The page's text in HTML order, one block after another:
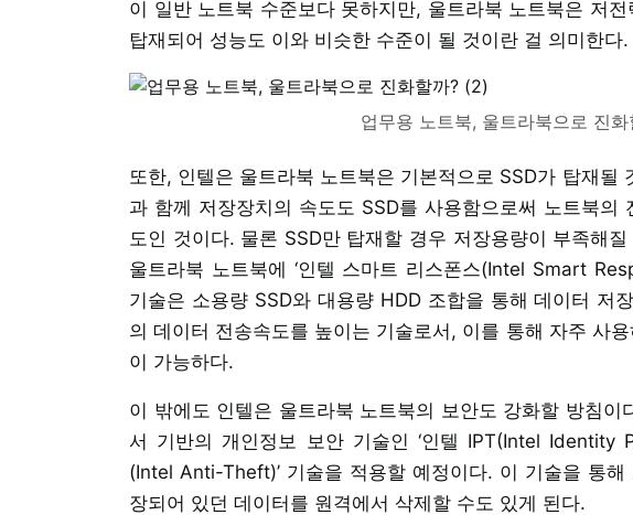
이 일반 노트북 수준보다 못하지만, 울트라북 노트북은 저
탑재되어 성능도 이와 비슷한 수준이 될 것이란 걸 의미한다.
업무용 노트북, 울트라북으로 진
또한, 인텔은 울트라북 노트북은 기본적으로 SSD가 탑재될
과 함께 저장장치의 속도도 SSD를 사용함으로써 노트북의
도인 것이다. 물론 SSD만 탑재할 경우 저장용량이 부족해
울트라북 노트북에 ‘인텔 스마트 리스폰스(Intel Smart
기술은 소용량 SSD와 대용량 HDD 조합을 통해 데이터 저
의 데이터 전송속도를 높이는 기술로서, 이를 통해 자주 사
이 가능하다.
이 밖에도 인텔은 울트라북 노트북의 보안도 강화할 방침이
서 기반의 개인정보 보안 기술인 ‘인텔 IPT(Intel Identity
(Intel Anti-Theft)’ 기술을 적용할 예정이다. 이 기술을 통
장되어 있던 데이터를 원격에서 삭제할 수도 있게 된다.